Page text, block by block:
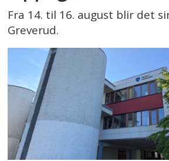
Fra 14. til 16. august blir det
Greverud.